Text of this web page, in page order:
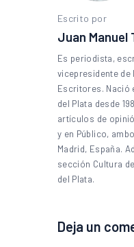
Escrito por
Juan Manuel
Es periodista,
vicepresidente de
Escritores. Nació
del Plata desde
artículos de
y en Público,
Madrid, España.
sección Cultura
del Plata.
Deja un